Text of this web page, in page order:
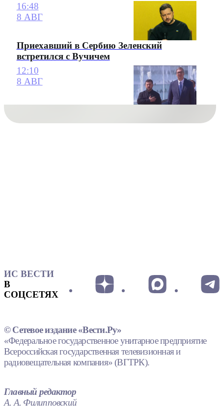
16:48
8 АВГ
Приехавший в Сербию Зеленский
встретился с Вучичем
12:10
8 АВГ
ИС ВЕСТИ
В
СОЦСЕТЯХ
© Сетевое издание «Вести.Ру»
«Федеральное государственное унитарное предприятие
Всероссийская государственная телевизионная и
радиовещательная компания» (ВГТРК).
Главный редактор
А. А. Филипповский